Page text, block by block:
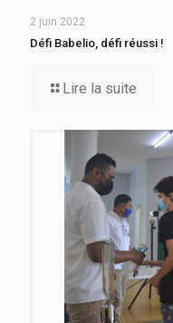
2 juin 2022
Défi Babelio, défi réussi !
Lire la suite